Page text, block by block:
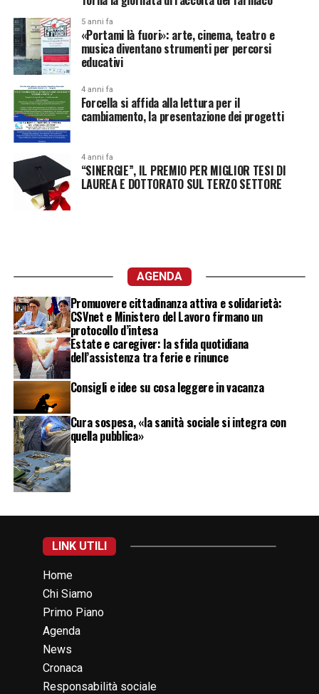
5 anni fa
«Portami là fuori»: arte, cinema, teatro e
musica diventano strumenti per percorsi
educativi
4 anni fa
Forcella si affida alla lettura per il
cambiamento, la presentazione dei progetti
4 anni fa
“SINERGIE”, IL PREMIO PER MIGLIOR TESI DI
LAUREA E DOTTORATO SUL TERZO SETTORE
AGENDA
Promuovere cittadinanza attiva e solidarietà:
CSVnet e Ministero del Lavoro firmano un
protocollo d’intesa
Estate e caregiver: la sfida quotidiana
dell’assistenza tra ferie e rinunce
Consigli e idee su cosa leggere in vacanza
Cura sospesa, «la sanità sociale si integra con
quella pubblica»
LINK UTILI
Home
Chi Siamo
Primo Piano
Agenda
News
Cronaca
Responsabilità sociale